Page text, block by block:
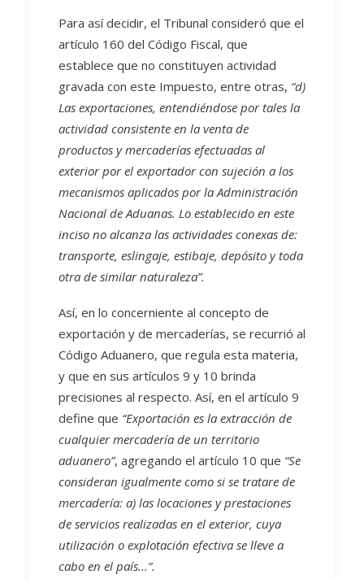
Para así decidir, el Tribunal consideró que el
artículo 160 del Código Fiscal, que
establece que no constituyen actividad
gravada con este Impuesto, entre otras, “d)
Las exportaciones, entendiéndose por tales la
actividad consistente en la venta de
productos y mercaderías efectuadas al
exterior por el exportador con sujeción a los
mecanismos aplicados por la Administración
Nacional de Aduanas. Lo establecido en este
inciso no alcanza las actividades conexas de:
transporte, eslingaje, estibaje, depósito y toda
otra de similar naturaleza”.
Así, en lo concerniente al concepto de
exportación y de mercaderías, se recurrió al
Código Aduanero, que regula esta materia,
y que en sus artículos 9 y 10 brinda
precisiones al respecto. Así, en el artículo 9
define que “Exportación es la extracción de
cualquier mercadería de un territorio
aduanero”, agregando el artículo 10 que “Se
consideran igualmente como si se tratare de
mercadería: a) las locaciones y prestaciones
de servicios realizadas en el exterior, cuya
utilización o explotación efectiva se lleve a
cabo en el país...”.